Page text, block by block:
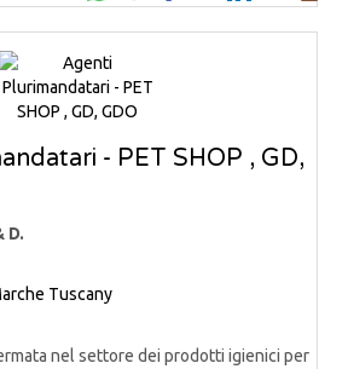
- PET SHOP , GD,
D.
Tuscany
nel settore dei prodotti igienici per